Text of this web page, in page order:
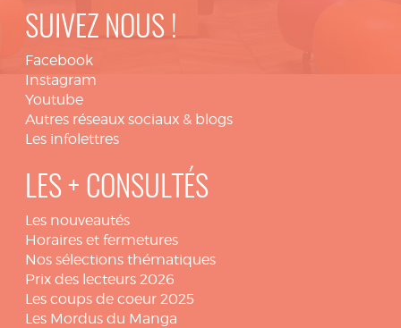
SUIVEZ NOUS !
Facebook
Instagram
Youtube
Autres réseaux sociaux & blogs
Les infolettres
LES + CONSULTÉS
Les nouveautés
Horaires et fermetures
Nos sélections thématiques
Prix des lecteurs 2026
Les coups de coeur 2025
Les Mordus du Manga